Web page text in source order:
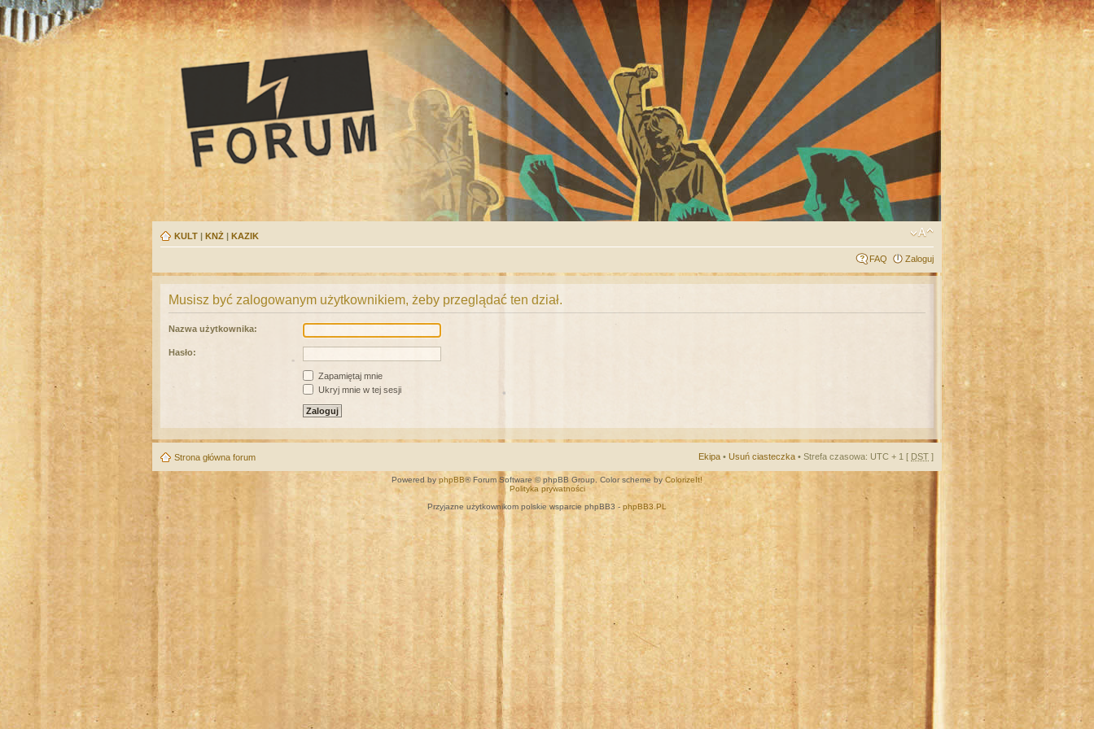
KULT | KNŻ | KAZIK
FAQ Zaloguj
Musisz być zalogowanym użytkownikiem, żeby przeglądać ten dział.
Nazwa użytkownika:
Hasło:
Zapamiętaj mnie
Ukryj mnie w tej sesji
Strona główna forum Ekipa • Usuń ciasteczka • Strefa czasowa: UTC + 1 [ DST ]
Powered by phpBB® Forum Software © phpBB Group. Color scheme by ColorizeIt!
Polityka prywatności
Przyjazne użytkownikom polskie wsparcie phpBB3 - phpBB3.PL